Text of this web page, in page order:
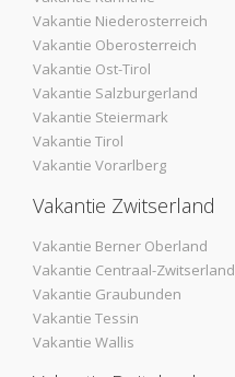
Vakantie Niederosterreich
Vakantie Oberosterreich
Vakantie Ost-Tirol
Vakantie Salzburgerland
Vakantie Steiermark
Vakantie Tirol
Vakantie Vorarlberg
Vakantie Zwitserland
Vakantie Berner Oberland
Vakantie Centraal-Zwitserland
Vakantie Graubunden
Vakantie Tessin
Vakantie Wallis